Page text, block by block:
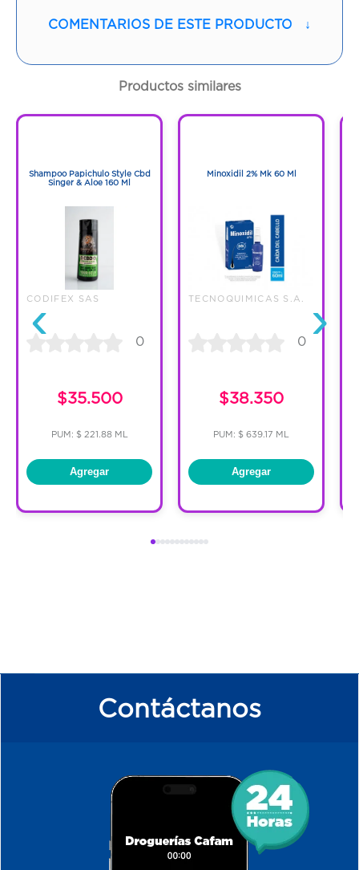
Código:1296394
COMENTARIOS DE ESTE PRODUCTO ↓
Productos similares
‹
Shampoo Papichulo Style Cbd
Singer & Aloe 160 Ml
CODIFEX SAS
0
$35.500
PUM: $ 221.88 ML
Agregar
Minoxidil 2% Mk 60 Ml
TECNOQUIMICAS S.A.
0
$38.350
PUM: $ 639.17 ML
Agregar
›
Contáctanos